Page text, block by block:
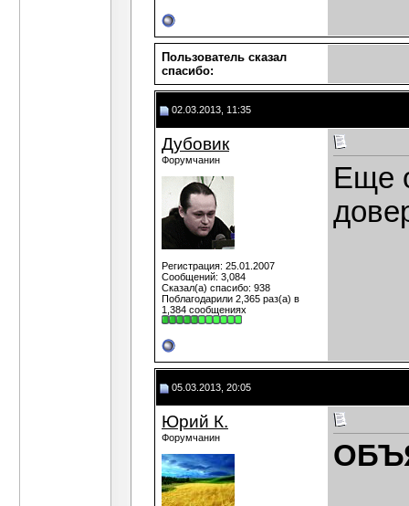
Пользователь сказал
cпасибо:
02.03.2013, 11:35
Дубовик
Форумчанин
Регистрация: 25.01.2007
Сообщений: 3,084
Сказал(а) спасибо: 938
Поблагодарили 2,365 раз(а) в
1,384 сообщениях
Еще
05.03.2013, 20:05
Юрий К.
Форумчанин